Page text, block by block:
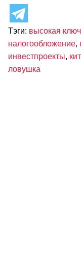
Тэги: высокая
налогообложение,
инвестпроекты,
ловушка